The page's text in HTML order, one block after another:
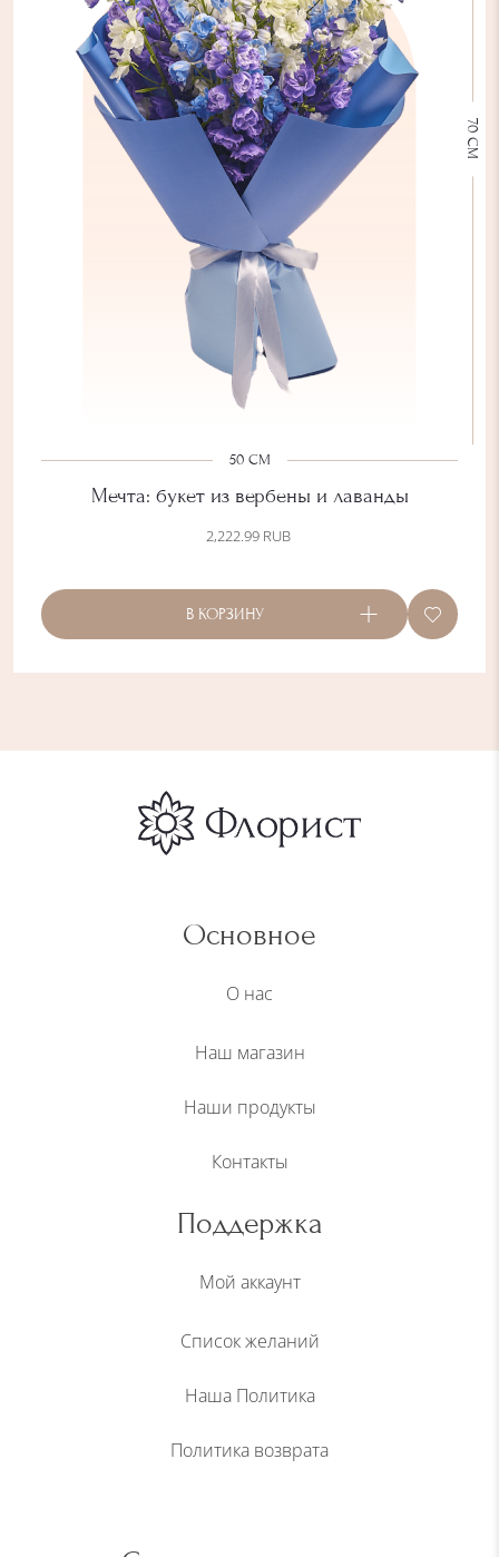
50 СМ
70 СМ
Мечта: букет из вербены и лаванды
2,222.99 RUB
В КОРЗИНУ
Основное
О нас
Наш магазин
Наши продукты
Контакты
Поддержка
Мой аккаунт
Список желаний
Наша Политика
Политика возврата